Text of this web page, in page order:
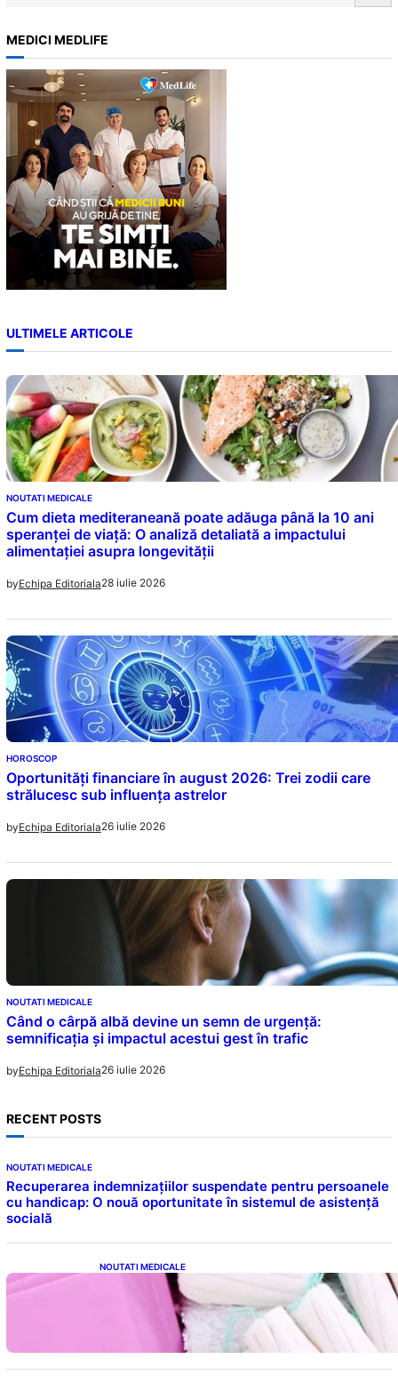
r
c
h
MEDICI MEDLIFE
ULTIMELE ARTICOLE
NOUTATI MEDICALE
Cum dieta mediteraneană poate adăuga până la 10 ani
speranței de viață: O analiză detaliată a impactului
alimentației asupra longevității
byEchipa Editoriala28 iulie 2026
HOROSCOP
Oportunități financiare în august 2026: Trei zodii care
strălucesc sub influența astrelor
byEchipa Editoriala26 iulie 2026
NOUTATI MEDICALE
Când o cârpă albă devine un semn de urgență:
semnificația și impactul acestui gest în trafic
byEchipa Editoriala26 iulie 2026
RECENT POSTS
NOUTATI MEDICALE
Recuperarea indemnizațiilor suspendate pentru persoanele
cu handicap: O nouă oportunitate în sistemul de asistență
socială
NOUTATI MEDICALE
Tampoanele menstruale: O analiză profundă
a riscurilor legate de metale toxice